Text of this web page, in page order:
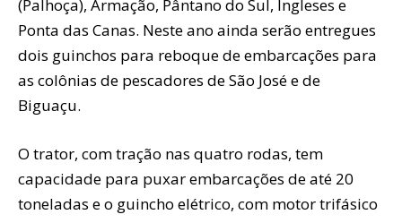
(Palhoça), Armação, Pântano do Sul, Ingleses e
Ponta das Canas. Neste ano ainda serão entregues
dois guinchos para reboque de embarcações para
as colônias de pescadores de São José e de
Biguaçu.
O trator, com tração nas quatro rodas, tem
capacidade para puxar embarcações de até 20
toneladas e o guincho elétrico, com motor trifásico